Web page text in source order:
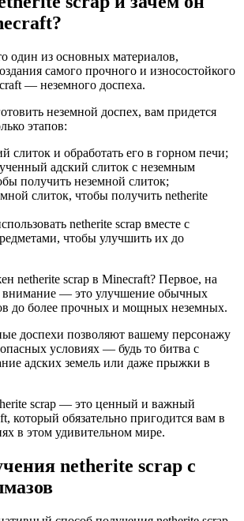
один из основных материалов,
самого прочного и износостойкого
— неземного доспеха.
неземной доспех, вам придется
этапов:
слиток и обработать его в горном печи;
адский слиток с неземным
получить неземной слиток;
слиток, чтобы получить netherite
netherite scrap вместе с
чтобы улучшить их до
netherite scrap в Minecraft? Первое, на
внимание — это улучшение обычных
до более прочных и мощных неземных.
доспехи позволяют вашему персонажу
условиях — будь то битва с
адских земель или даже прыжки в
scrap — это ценный и важный
который обязательно пригодится вам в
в этом удивительном мире.
netherite scrap с